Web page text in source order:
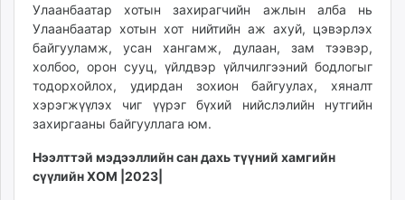
Улаанбаатар хотын захирагчийн ажлын алба нь
Улаанбаатар хотын хот нийтийн аж ахуй, цэвэрлэх
байгууламж, усан хангамж, дулаан, зам тээвэр,
холбоо, орон сууц, үйлдвэр үйлчилгээний бодлогыг
тодорхойлох, удирдан зохион байгуулах, хяналт
хэрэгжүүлэх чиг үүрэг бүхий нийслэлийн нутгийн
захиргааны байгууллага юм.
Нээлттэй мэдээллийн сан дахь түүний хамгийн
сүүлийн ХОМ |2023|